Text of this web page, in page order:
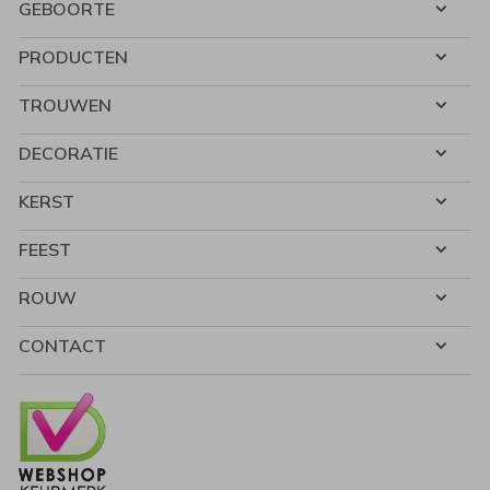
GEBOORTE
PRODUCTEN
TROUWEN
DECORATIE
KERST
FEEST
ROUW
CONTACT